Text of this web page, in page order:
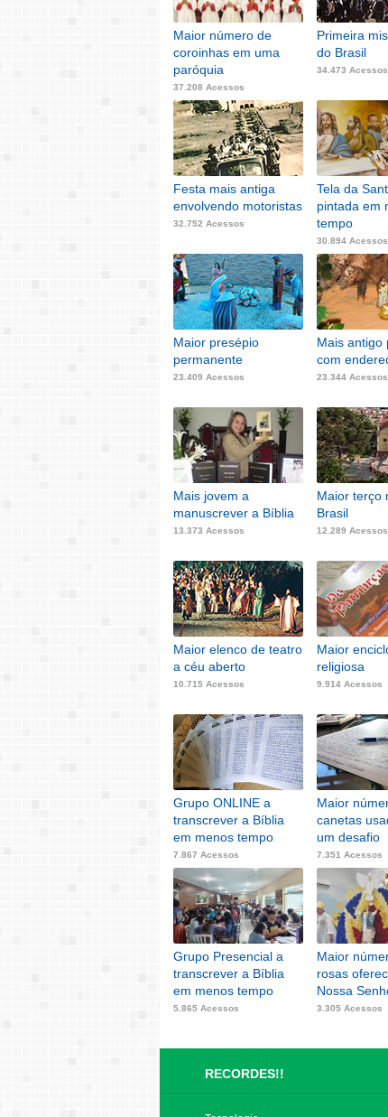
Maior número de
coroinhas em uma
paróquia
37.208 Acessos
Primeira
do Brasil
34.473 Acessos
Festa mais antiga
envolvendo motoristas
32.752 Acessos
Tela da
pintada em
tempo
30.894 Acessos
Maior presépio
permanente
23.409 Acessos
Mais antigo
com
23.344 Acessos
Mais jovem a
manuscrever a Bíblia
13.373 Acessos
Maior terço
Brasil
12.289 Acessos
Maior elenco de teatro
a céu aberto
10.715 Acessos
Maior
religiosa
9.914 Acessos
Grupo ONLINE a
transcrever a Bíblia
em menos tempo
7.867 Acessos
Maior
canetas
um desafio
7.351 Acessos
Grupo Presencial a
transcrever a Bíblia
em menos tempo
5.865 Acessos
Maior
rosas
Nossa
3.305 Acessos
RECORDES!!